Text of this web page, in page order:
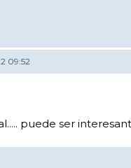
09:52
puede ser